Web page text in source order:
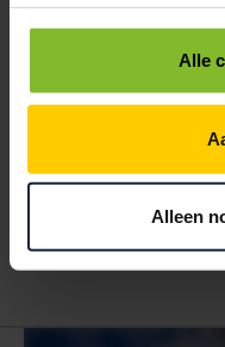
Alle
Alleen
€1,60
€1,40
Hoe werkt een
Wanneer u bent ingelogd,
te bestellen. Uw bestel- en
account. Dat pakt altijd